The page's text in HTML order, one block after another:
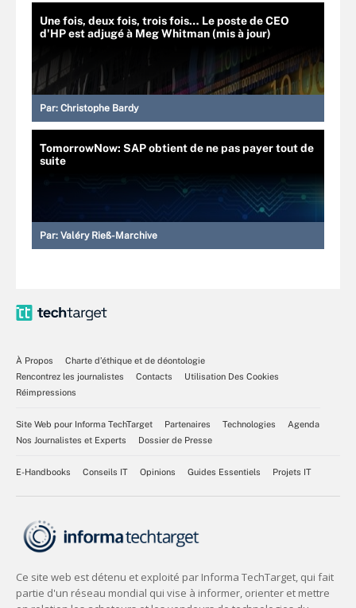
Une fois, deux fois, trois fois… Le poste de CEO
d'HP est adjugé à Meg Whitman (mis à jour)
Par: Christophe Bardy
TomorrowNow: SAP obtient de ne pas payer tout de
suite
Par: Valéry Rieß-Marchive
À Propos
Charte d’éthique et de déontologie
Rencontrez les journalistes
Contacts
Utilisation Des Cookies
Réimpressions
Site Web pour Informa TechTarget Partenaires Technologies
Agenda
Nos Journalistes et Experts
Dossier de Presse
E-Handbooks Conseils IT Opinions Guides Essentiels Projets IT